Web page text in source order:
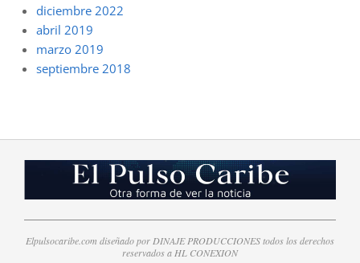
diciembre 2022
abril 2019
marzo 2019
septiembre 2018
Elpulsocaribe.com diseñado por DINAJE PRODUCCIONES todos los derechos
reservados a HL CONEXION